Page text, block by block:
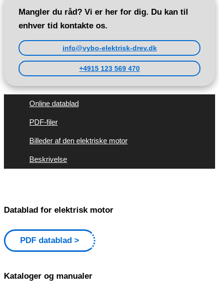
Mangler du råd? Vi er her for dig. Du kan til
enhver tid kontakte os.
info@vybo-elektrisk-drev.dk
+4915 123 569 470
Online datablad
PDF-filer
Billeder af den elektriske motor
Beskrivelse
Datablad for elektrisk motor
PDF datablad
Kataloger og manualer